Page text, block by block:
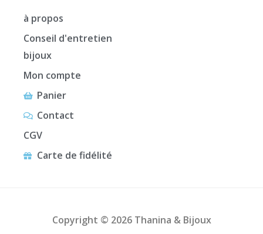
à propos
Conseil d'entretien
bijoux
Mon compte
Panier
Contact
CGV
Carte de fidélité
Copyright © 2026 Thanina & Bijoux